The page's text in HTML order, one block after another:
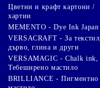
Цветни и крафт картони /
хартии
MEMENTO - Dye Ink Japan
VERSACRAFT - За текстил,
дърво, глина и други
VERSAMAGIC - Chalk ink,
Тебеширено мастило
BRILLIANCE - Пигментно